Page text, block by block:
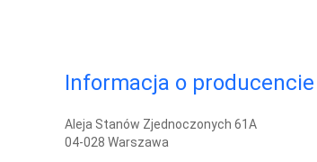
Informacja o producencie
Aleja Stanów Zjednoczonych 61A
04-028 Warszawa